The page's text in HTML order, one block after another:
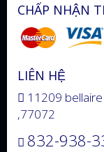
CHẤP NHẬN
LIÊN HỆ
11209
,77072
832-938-